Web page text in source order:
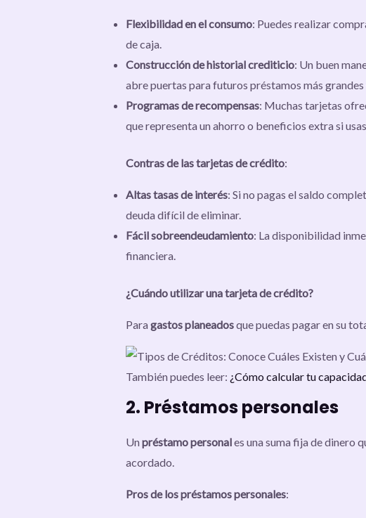
Flexibilidad en el consumo: Puedes realizar
de caja.
Construcción de historial crediticio: Un buen
abre puertas para futuros préstamos más
Programas de recompensas: Muchas tarjetas
que representa un ahorro o beneficios extra si
Contras de las tarjetas de crédito:
Altas tasas de interés: Si no pagas el saldo
deuda difícil de eliminar.
Fácil sobreendeudamiento: La disponibilidad
financiera.
¿Cuándo utilizar una tarjeta de crédito?
Para gastos planeadosque puedas pagar en su
También puedes leer: ¿Cómo calcular tu
2. Préstamos personales
Un préstamo personales una suma fija de dinero
acordado.
Pros de los préstamos personales: